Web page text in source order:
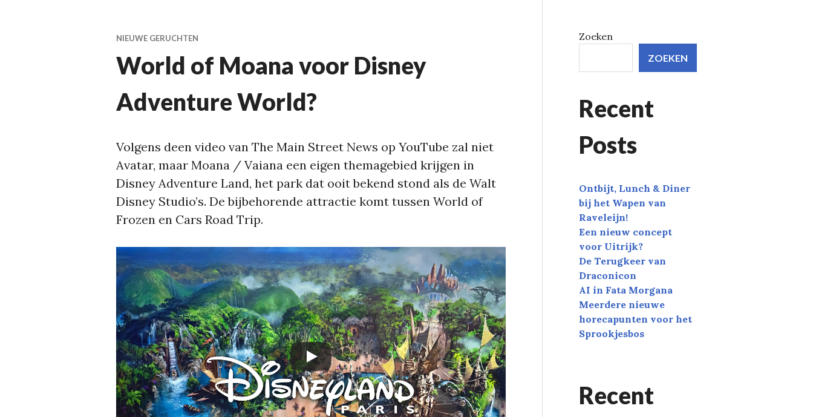
NIEUWE GERUCHTEN
World of Moana voor Disney
Adventure World?
Volgens deen video van The Main Street News op YouTube zal niet
Avatar, maar Moana / Vaiana een eigen themagebied krijgen in
Disney Adventure Land, het park dat ooit bekend stond als de Walt
Disney Studio’s. De bijbehorende attractie komt tussen World of
Frozen en Cars Road Trip.
Zoeken
ZOEKEN
Recent
Posts
Ontbijt, Lunch & Diner
bij het Wapen van
Raveleijn!
Een nieuw concept
voor Uitrijk?
De Terugkeer van
Draconicon
AI in Fata Morgana
Meerdere nieuwe
horecapunten voor het
Sprookjesbos
Recent